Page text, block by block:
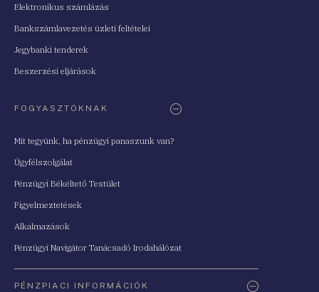
Elektronikus számlázás
Bankszámlavezetés üzleti feltételei
Jegybanki tenderek
Beszerzési eljárások
FOGYASZTÓKNAK
Mit tegyünk, ha pénzügyi panaszunk van?
Ügyfélszolgálat
Pénzügyi Békéltető Testület
Figyelmeztetések
Alkalmazások
Pénzügyi Navigátor Tanácsadó Irodahálózat
PÉNZPIACI INFORMÁCIÓK